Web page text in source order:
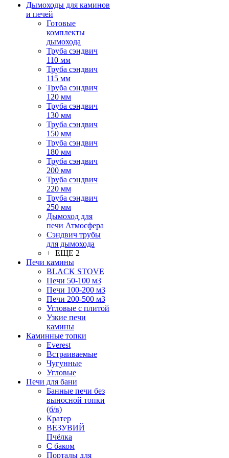
Дымоходы для каминов
и печей
Готовые
комплекты
дымохода
Труба сэндвич
110 мм
Труба сэндвич
115 мм
Труба сэндвич
120 мм
Труба сэндвич
130 мм
Труба сэндвич
150 мм
Труба сэндвич
180 мм
Труба сэндвич
200 мм
Труба сэндвич
220 мм
Труба сэндвич
250 мм
Дымоход для
печи Атмосфера
Сэндвич трубы
для дымохода
+ ЕЩЕ 2
Печи камины
BLACK STOVE
Печи 50-100 м3
Печи 100-200 м3
Печи 200-500 м3
Угловые с плитой
Узкие печи
камины
Каминные топки
Everest
Встраиваемые
Чугунные
Угловые
Печи для бани
Банные печи без
выносной топки
(б/в)
Кратер
ВЕЗУВИЙ
Пчёлка
С баком
Порталы для